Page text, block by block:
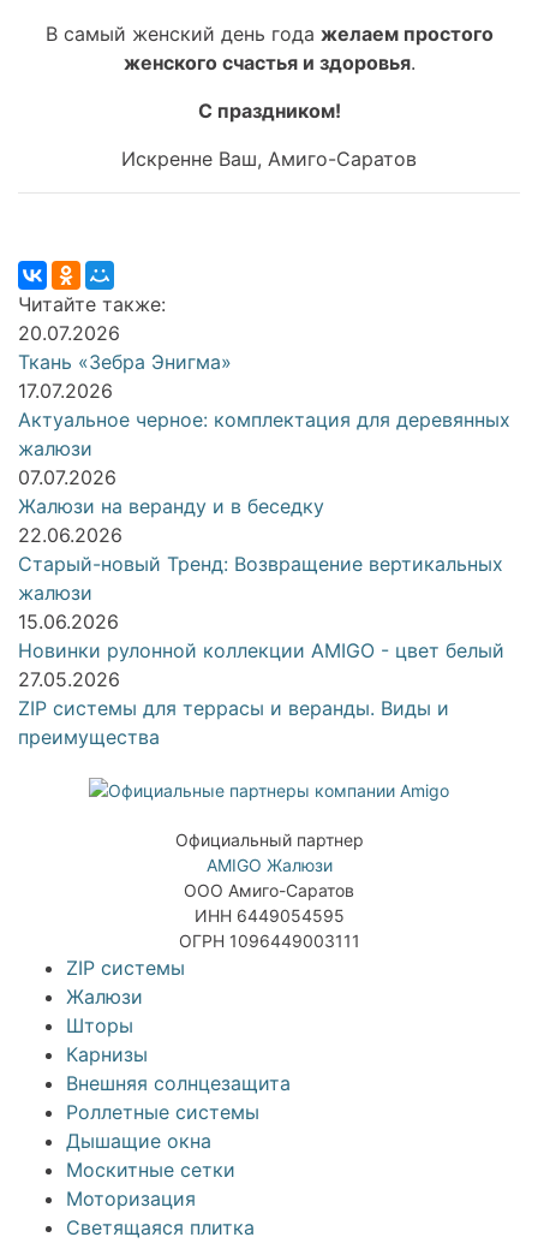
В самый женский день года желаем простого
женского счастья и здоровья.
С праздником!
Искренне Ваш, Амиго-Саратов
Читайте также:
20.07.2026
Ткань «Зебра Энигма»
17.07.2026
Актуальное черное: комплектация для деревянных
жалюзи
07.07.2026
Жалюзи на веранду и в беседку
22.06.2026
Старый-новый Тренд: Возвращение вертикальных
жалюзи
15.06.2026
Новинки рулонной коллекции AMIGO - цвет белый
27.05.2026
ZIP системы для террасы и веранды. Виды и
преимущества
Официальный партнер
AMIGO Жалюзи
ООО Амиго-Саратов
ИНН 6449054595
ОГРН 1096449003111
ZIP системы
Жалюзи
Шторы
Карнизы
Внешняя солнцезащита
Роллетные системы
Дышащие окна
Москитные сетки
Моторизация
Светящаяся плитка